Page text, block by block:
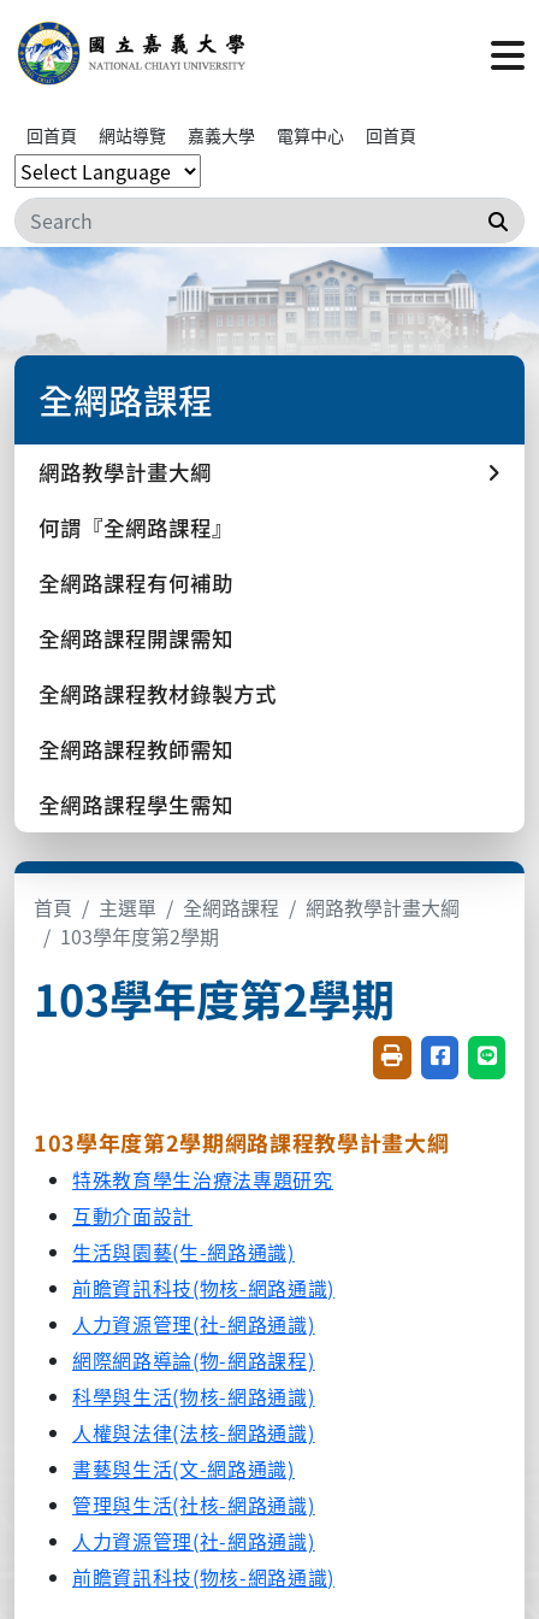
回首頁 網站導覽 嘉義大學 電算中心 回首頁
搜
全網路課程
網路教學計畫大綱
何謂『全網路課程』
全網路課程有何補助
全網路課程開課需知
全網路課程教材錄製方式
全網路課程教師需知
全網路課程學生需知
首頁 主選單 全網路課程
網路教學計畫大綱
103學年度第2學期
103學年度第2學期
友善列印(開新視
分享至臉書
分享
103學年度第2學期網路課程教學計畫大綱
特殊教育學生治療法專題研究
互動介面設計
生活與園藝(生-網路通識)
前瞻資訊科技(物核-網路通識)
人力資源管理(社-網路通識)
網際網路導論(物-網路課程)
科學與生活(物核-網路通識)
人權與法律(法核-網路通識)
書藝與生活(文-網路通識)
管理與生活(社核-網路通識)
人力資源管理(社-網路通識)
前瞻資訊科技(物核-網路通識)